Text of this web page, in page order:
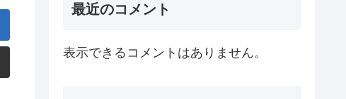
最近のコメント
表示できるコメントはありません。